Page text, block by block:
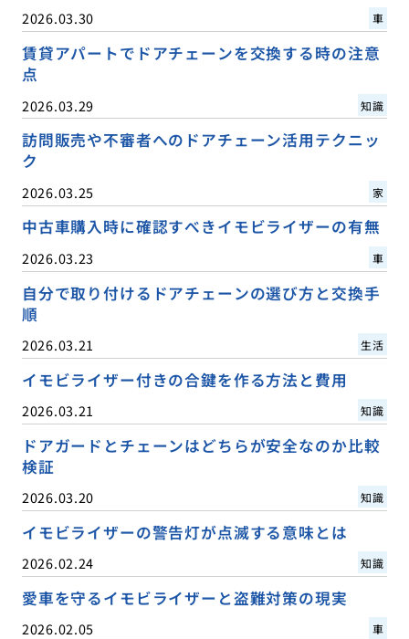
2026.03.30 車
賃貸アパートでドアチェーンを交換する時の注意
点
2026.03.29 知識
訪問販売や不審者へのドアチェーン活用テクニッ
ク
2026.03.25 家
中古車購入時に確認すべきイモビライザーの有無
2026.03.23 車
自分で取り付けるドアチェーンの選び方と交換手
順
2026.03.21 生活
イモビライザー付きの合鍵を作る方法と費用
2026.03.21 知識
ドアガードとチェーンはどちらが安全なのか比較
検証
2026.03.20 知識
イモビライザーの警告灯が点滅する意味とは
2026.02.24 知識
愛車を守るイモビライザーと盗難対策の現実
2026.02.05 車